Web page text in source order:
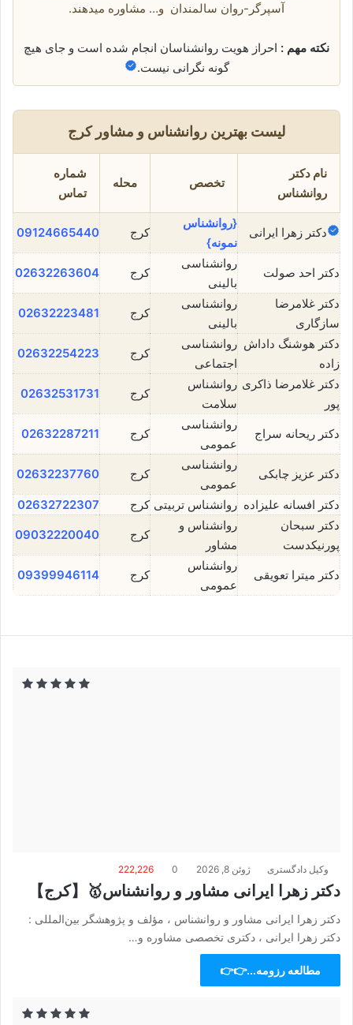
آسپرگر-روان سالمندان و… مشاوره میدهند.
نکته مهم : احراز هویت روانشناسان انجام شده است و جای هیچ
گونه نگرانی نیست.
لیست بهترین روانشناس و مشاور کرج
نام دکتر
روانشناس
تخصص محله
شماره
تماس
دکتر زهرا ایرانی
{روانشناس
نمونه}
کرج 09124665440
دکتر احد صولت
روانشناسی
بالینی
کرج 02632263604
دکتر غلامرضا
سازگاری
روانشناسی
بالینی
کرج 02632223481
دکتر هوشنگ داداش
زاده
روانشناسی
اجتماعی
کرج 02632254223
دکتر غلامرضا ذاکری
پور
روانشناس
سلامت
کرج 02632531731
دکتر ریحانه سراج
روانشناسی
عمومی
کرج 02632287211
دکتر عزیز چابکی
روانشناسی
عمومی
کرج 02632237760
دکتر افسانه علیزاده روانشناس تربیتی کرج
02632722307
دکتر سبحان
پورنیکدست
روانشناس و
مشاور
کرج 09032220040
دکتر میترا تعویقی
روانشناس
عمومی
کرج 09399946114
وکیل دادگستری ژوئن 8, 2026 0
222,226
دکتر زهرا ایرانی مشاور و روانشناس🥇【کرج】
دکتر زهرا ایرانی مشاور و روانشناس ، مؤلف و پژوهشگر بین‌المللی :
دکتر زهرا ایرانی ، دکتری تخصصی مشاوره و…
مطالعه رزومه...👉👉